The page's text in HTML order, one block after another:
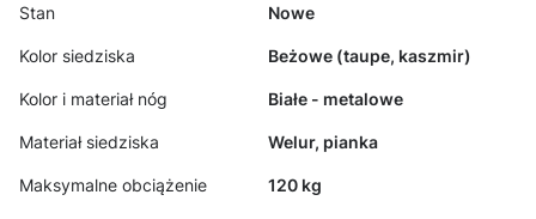
Stan Nowe
Kolor siedziska Beżowe (taupe, kaszmir)
Kolor i materiał nóg Białe - metalowe
Materiał siedziska Welur, pianka
Maksymalne obciążenie 120 kg